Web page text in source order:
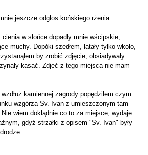
jeszcze odgłos końskiego rżenia.
w słońce dopadły mnie wścipskie,
muchy. Dopóki szedłem, latały tylko wkoło,
by zrobić zdjęcie, obsiadywały
kąsać. Zdjęć z tego miejsca nie mam
kamiennej zagrody popędziłem czym
wzgórza Sv. Ivan z umieszczonym tam
wiem dokłądnie co to za miejsce, wydaje
gdyż strzałki z opisem "Sv. Ivan" były